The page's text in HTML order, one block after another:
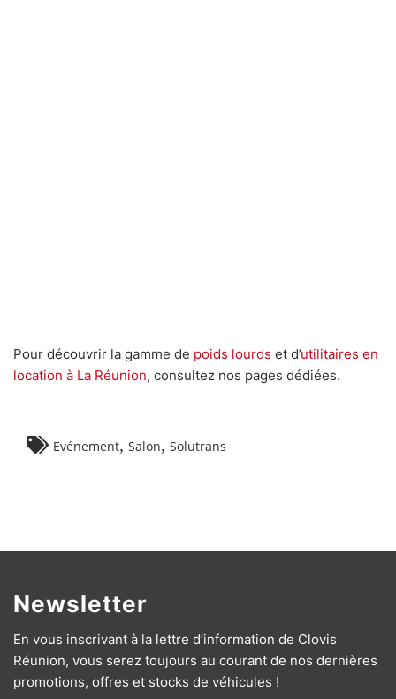
Pour découvrir la gamme de poids lourds et d’utilitaires en
location à La Réunion, consultez nos pages dédiées.
Evénement, Salon, Solutrans
Newsletter
En vous inscrivant à la lettre d’information de Clovis
Réunion, vous serez toujours au courant de nos dernières
promotions, offres et stocks de véhicules !